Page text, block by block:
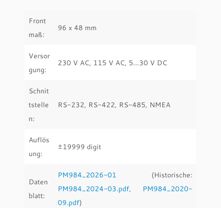
Front
maß:
96 x 48 mm
Versor
gung:
230 V AC, 115 V AC, 5…30 V DC
Schnit
tstelle
n:
RS-232, RS-422, RS-485, NMEA
Auflös
ung:
±19999 digit
Daten
blatt:
PM984_2026-01 (Historische:
PM984_2024-03.pdf,
PM984_2020-
09.pdf)